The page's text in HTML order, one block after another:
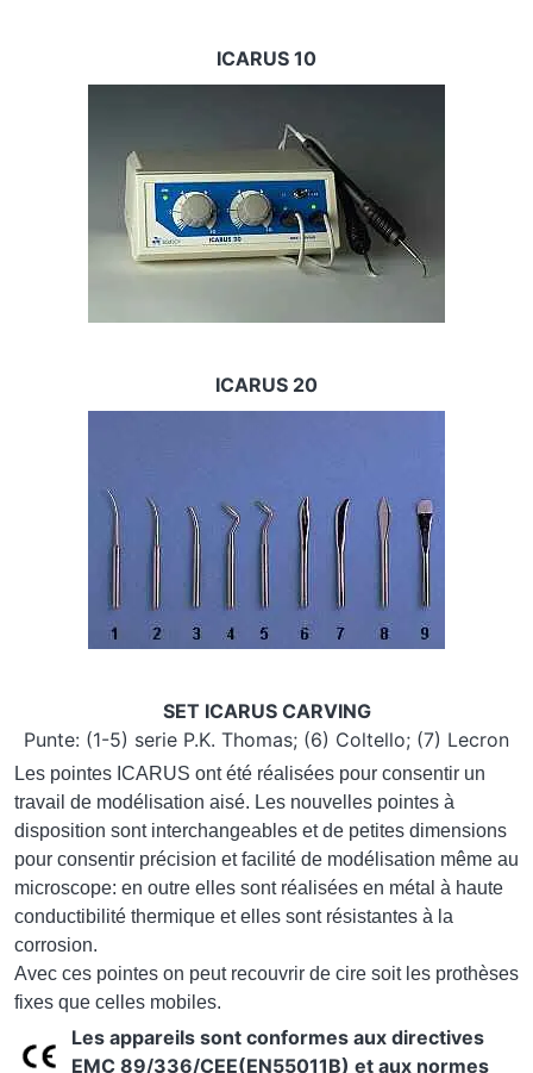
ICARUS 10
ICARUS 20
SET ICARUS CARVING
Punte: (1-5) serie P.K. Thomas; (6) Coltello; (7) Lecron
Les pointes ICARUS ont été réalisées pour consentir un
travail de modélisation aisé. Les nouvelles pointes à
disposition sont interchangeables et de petites dimensions
pour consentir précision et facilité de modélisation même au
microscope: en outre elles sont réalisées en métal à haute
conductibilité thermique et elles sont résistantes à la
corrosion.
Avec ces pointes on peut recouvrir de cire soit les prothèses
fixes que celles mobiles.
Image
Les appareils sont conformes aux directives
EMC 89/336/CEE(EN55011B) et aux normes